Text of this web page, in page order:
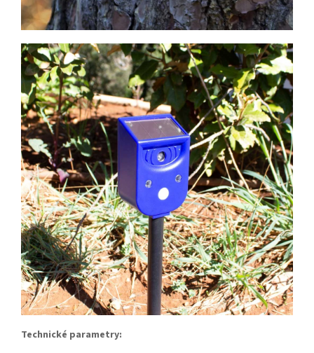
Technické parametry:
Odeslat
Powered by chaterimo